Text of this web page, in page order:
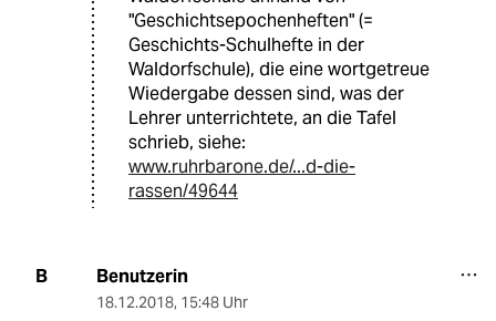
"Geschichtsepochenheften" (=
Geschichts-Schulhefte in der
Waldorfschule), die eine wortgetreue
Wiedergabe dessen sind, was der
Lehrer unterrichtete, an die Tafel
schrieb, siehe:
www.ruhrbarone.de/...d-die-
rassen/49644
B Benutzerin
18.12.2018, 15:48 Uhr